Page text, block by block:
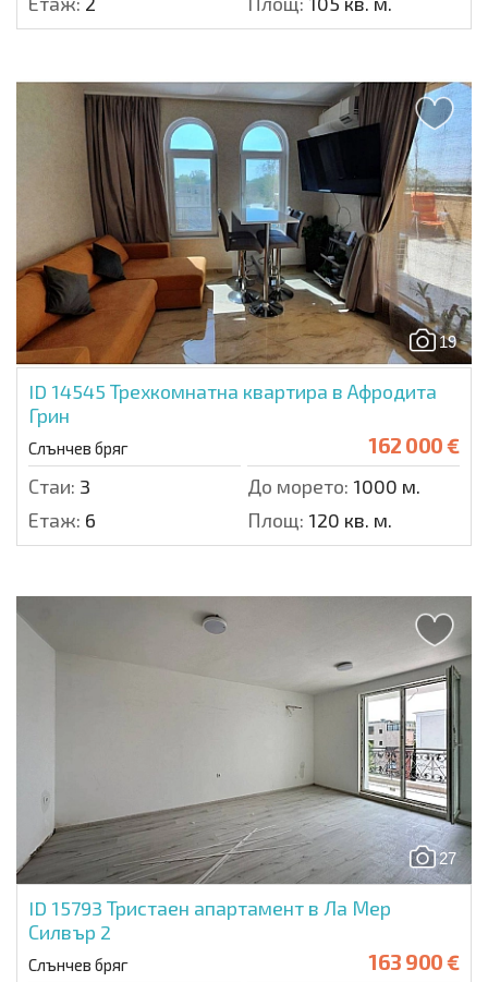
19
ID 14545 Трехкомнатна квартира в Афродита
Грин
Слънчев бряг 162 000 €
Стаи: 3 До морето: 1000 м.
Етаж: 6 Площ: 120 кв. м.
27
ID 15793 Тристаен апартамент в Ла Мер
Силвър 2
Слънчев бряг 163 900 €